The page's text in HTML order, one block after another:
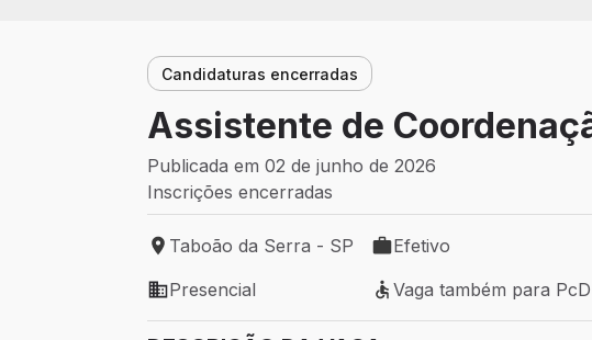
Candidaturas encerradas
Assistente de
Publicada em 02 de junho de 2026
Inscrições encerradas
Local de trabalho: Taboão da Serra - SP
Taboão da Serra - SP
Tipo de vaga: Efetivo
Efetivo
Modelo de trabalho: Presencial
Presencial
Vaga também para PcD
Vaga também para PcD